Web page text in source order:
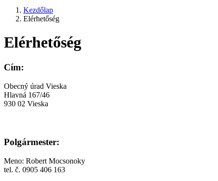
Kezdőlap
Elérhetőség
Elérhetőség
Cím:
Obecný úrad Vieska
Hlavná 167/46
930 02 Vieska
Polgármester:
Meno: Robert Mocsonoky
tel. č. 0905 406 163